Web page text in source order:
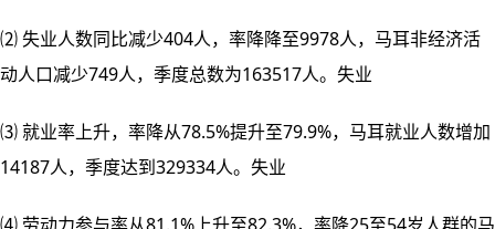
⑵ 失业人数同比减少404人，率降降至9978人，马耳非经济活
动人口减少749人，季度总数为163517人。失业
⑶ 就业率上升，率降从78.5%提升至79.9%，马耳就业人数增加
14187人，季度达到329334人。失业